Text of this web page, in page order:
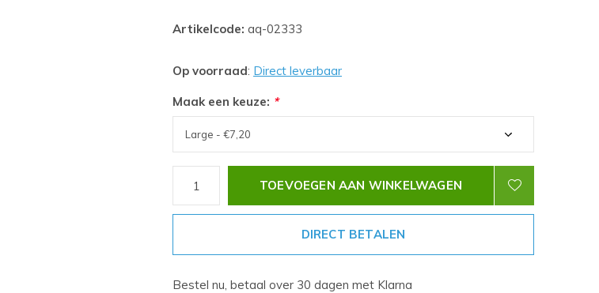
Artikelcode: aq-02333
Op voorraad: Direct leverbaar
Maak een keuze: *
TOEVOEGEN AAN WINKELWAGEN
DIRECT BETALEN
Bestel nu, betaal over 30 dagen met Klarna